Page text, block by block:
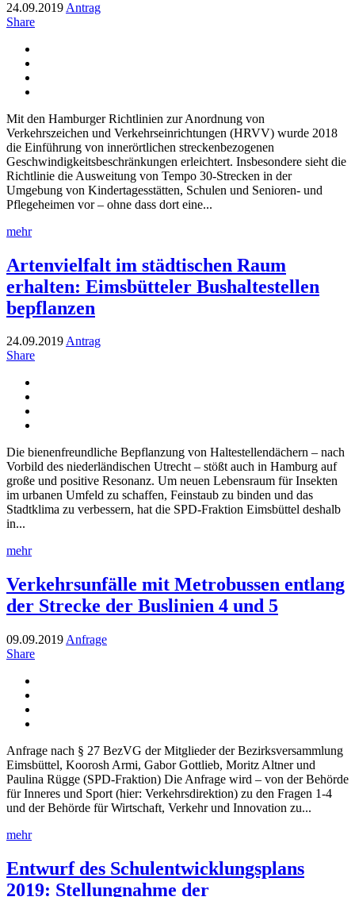
24.09.2019 Antrag
Share
Mit den Hamburger Richtlinien zur Anordnung von
Verkehrszeichen und Verkehrseinrichtungen (HRVV) wurde 2018
die Einführung von innerörtlichen streckenbezogenen
Geschwindigkeitsbeschränkungen erleichtert. Insbesondere sieht die
Richtlinie die Ausweitung von Tempo 30-Strecken in der
Umgebung von Kindertagesstätten, Schulen und Senioren- und
Pflegeheimen vor – ohne dass dort eine...
mehr
Artenvielfalt im städtischen Raum
erhalten: Eimsbütteler Bushaltestellen
bepflanzen
24.09.2019Antrag
Share
Die bienenfreundliche Bepflanzung von Haltestellendächern – nach
Vorbild des niederländischen Utrecht – stößt auch in Hamburg auf
große und positive Resonanz. Um neuen Lebensraum für Insekten
im urbanen Umfeld zu schaffen, Feinstaub zu binden und das
Stadtklima zu verbessern, hat die SPD-Fraktion Eimsbüttel deshalb
in...
mehr
Verkehrsunfälle mit Metrobussen entlang
der Strecke der Buslinien 4 und 5
09.09.2019 Anfrage
Share
Anfrage nach § 27 BezVG der Mitglieder der Bezirksversammlung
Eimsbüttel, Koorosh Armi, Gabor Gottlieb, Moritz Altner und
Paulina Rügge (SPD-Fraktion) Die Anfrage wird – von der Behörde
für Inneres und Sport (hier: Verkehrsdirektion) zu den Fragen 1-4
und der Behörde für Wirtschaft, Verkehr und Innovation zu...
mehr
Entwurf des Schulentwicklungsplans
2019: Stellungnahme der